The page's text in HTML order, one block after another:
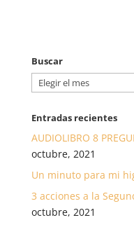
Buscar
Buscar
Entradas recientes
AUDIOLIBRO 8
octubre, 2021
Un minuto para mi
3 acciones a la
octubre, 2021